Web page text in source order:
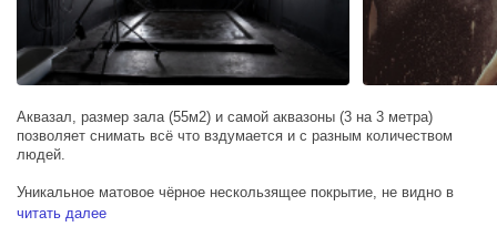
Аквазал, размер зала (55м2) и самой аквазоны (3 на 3 метра)
позволяет снимать всё что вздумается и с разным количеством
людей.
Уникальное матовое чёрное нескользящее покрытие, не видно в
кадре, создаёт хорошую глубину воды и можно прыгать как угодно,
читать далее